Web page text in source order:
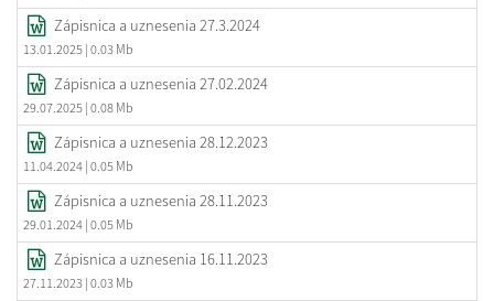
Zápisnica a uznesenia 27.3.2024
13.01.2025 | 0.03 Mb
Zápisnica a uznesenia 27.02.2024
29.07.2025 | 0.08 Mb
Zápisnica a uznesenia 28.12.2023
11.04.2024 | 0.05 Mb
Zápisnica a uznesenia 28.11.2023
29.01.2024 | 0.05 Mb
Zápisnica a uznesenia 16.11.2023
27.11.2023 | 0.03 Mb